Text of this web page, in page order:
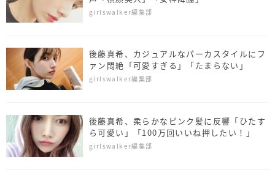
girlswalker編集部
後藤真希、カジュアルなパーカスタイルにフ
ァン悶絶「可愛すぎる」「たまらない」
girlswalker編集部
後藤真希、柔らかなピンク髪に反響「ひたす
ら可愛い」「100万回いいね押したい！」
girlswalker編集部